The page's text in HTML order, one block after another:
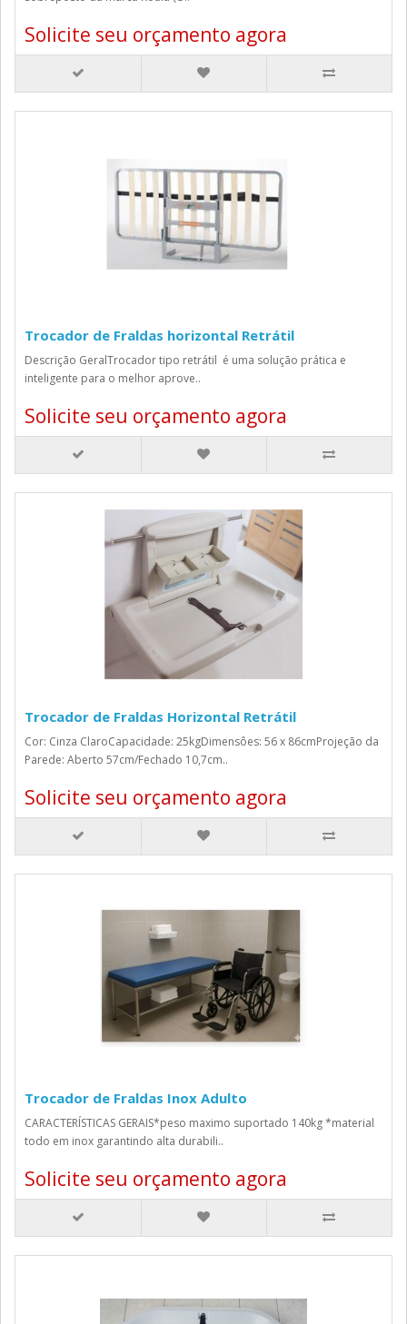
Solicite seu orçamento agora
Trocador de Fraldas horizontal Retrátil
Descrição GeralTrocador tipo retrátil é uma solução prática e
inteligente para o melhor aprove..
Solicite seu orçamento agora
Trocador de Fraldas Horizontal Retrátil
Cor: Cinza ClaroCapacidade: 25kgDimensôes: 56 x 86cmProjeção da
Parede: Aberto 57cm/Fechado 10,7cm..
Solicite seu orçamento agora
Trocador de Fraldas Inox Adulto
CARACTERÍSTICAS GERAIS*peso maximo suportado 140kg *material
todo em inox garantindo alta durabili..
Solicite seu orçamento agora